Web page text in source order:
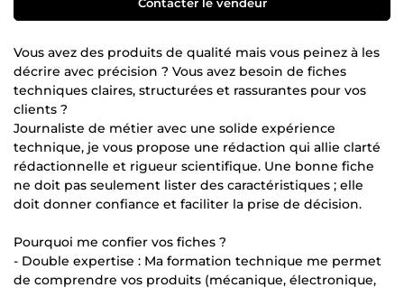
Vous avez des produits de qualité mais vous peinez à les
décrire avec précision ? Vous avez besoin de fiches
techniques claires, structurées et rassurantes pour vos
clients ?
Journaliste de métier avec une solide expérience
technique, je vous propose une rédaction qui allie clarté
rédactionnelle et rigueur scientifique. Une bonne fiche
ne doit pas seulement lister des caractéristiques ; elle
doit donner confiance et faciliter la prise de décision.
Pourquoi me confier vos fiches ?
- Double expertise : Ma formation technique me permet
de comprendre vos produits (mécanique, électronique,